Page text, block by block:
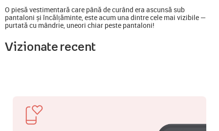
O piesă vestimentară care până de curând era ascunsă sub
pantaloni și încălțăminte, este acum una dintre cele mai vizibile —
purtată cu mândrie, uneori chiar peste pantaloni!
Vizionate recent